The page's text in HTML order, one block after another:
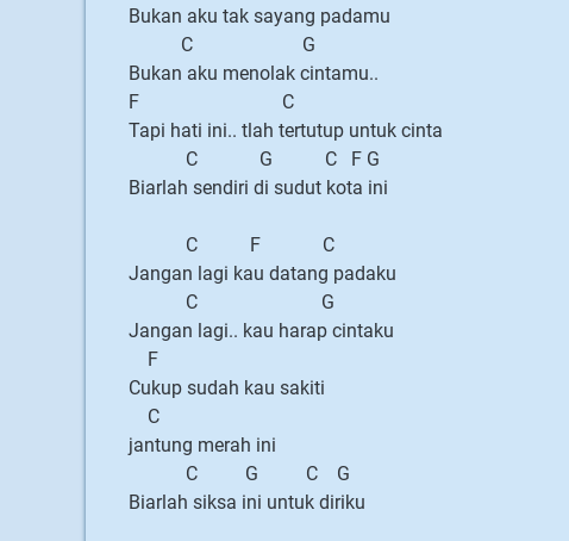
Bukan aku tak sayang padamu
C G
Bukan aku menolak cintamu..
F C
Tapi hati ini.. tlah tertutup untuk cinta
C G C F G
Biarlah sendiri di sudut kota ini
C F C
Jangan lagi kau datang padaku
C G
Jangan lagi.. kau harap cintaku
F
Cukup sudah kau sakiti
C
jantung merah ini
C G C G
Biarlah siksa ini untuk diriku